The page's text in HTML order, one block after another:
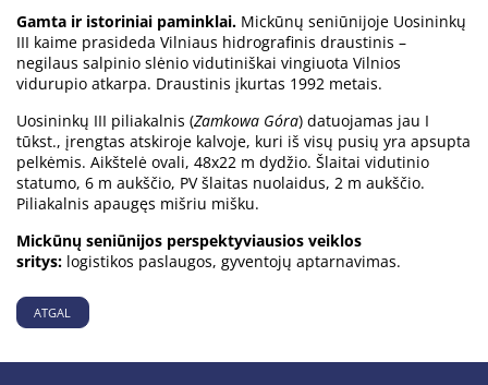
Gamta ir istoriniai paminklai. Mickūnų seniūnijoje Uosininkų
III kaime prasideda Vilniaus hidrografinis draustinis –
negilaus salpinio slėnio vidutiniškai vingiuota Vilnios
vidurupio atkarpa. Draustinis įkurtas 1992 metais.
Uosininkų III piliakalnis (Zamkowa Góra) datuojamas jau I
tūkst., įrengtas atskiroje kalvoje, kuri iš visų pusių yra apsupta
pelkėmis. Aikštelė ovali, 48x22 m dydžio. Šlaitai vidutinio
statumo, 6 m aukščio, PV šlaitas nuolaidus, 2 m aukščio.
Piliakalnis apaugęs mišriu mišku.
Mickūnų seniūnijos perspektyviausios veiklos
sritys: logistikos paslaugos, gyventojų aptarnavimas.
ATGAL